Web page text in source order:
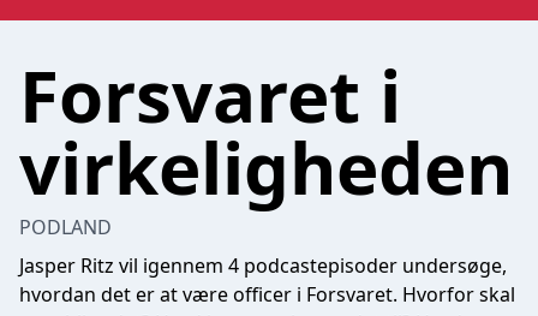
Forsvaret i
virkeligheden
PODLAND
Jasper Ritz vil igennem 4 podcastepisoder undersøge,
hvordan det er at være officer i Forsvaret. Hvorfor skal